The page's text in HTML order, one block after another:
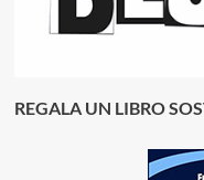
REGALA UN LIBRO